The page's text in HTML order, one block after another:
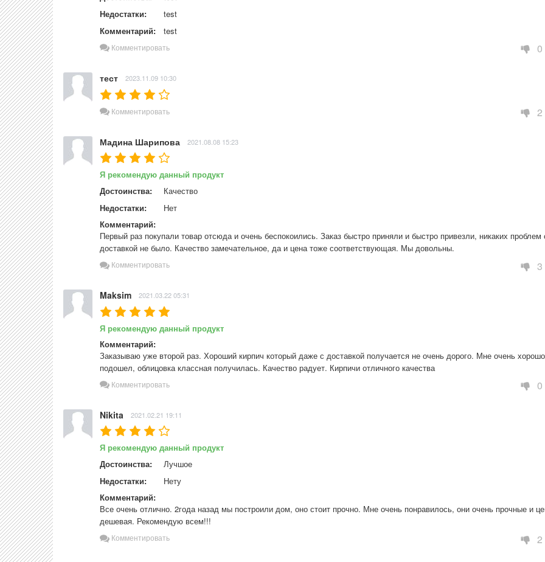
Недостатки:
test
Комментарий:
test
Комментировать 0
тест 2023.11.09 10:30
Комментировать 2
Мадина Шарипова 2021.08.08 15:23
Я рекомендую данный продукт
Достоинства:
Качество
Недостатки:
Нет
Комментарий:
Первый раз покупали товар отсюда и очень беспокоились. Заказ быстро приняли и быстро привезли, никаких проблем
доставкой не было. Качество замечательное, да и цена тоже соответствующая. Мы довольны.
Комментировать 3
Maksim 2021.03.22 05:31
Я рекомендую данный продукт
Комментарий:
Заказываю уже второй раз. Хороший кирпич который даже с доставкой получается не очень дорого. Мне очень хорошо
подошел, облицовка классная получилась. Качество радует. Кирпичи отличного качества
Комментировать 0
Nikita 2021.02.21 19:11
Я рекомендую данный продукт
Достоинства:
Лучшое
Недостатки:
Нету
Комментарий:
Все очень отлично. 2года назад мы построили дом, оно стоит прочно. Мне очень понравилось, они очень прочные и
дешевая. Рекомендую всем!!!
Комментировать 2